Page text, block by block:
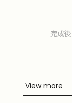
完成
View more